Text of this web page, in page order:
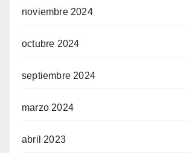
noviembre 2024
octubre 2024
septiembre 2024
marzo 2024
abril 2023